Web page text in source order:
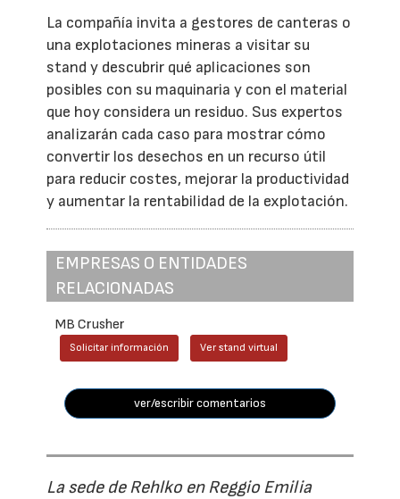
La compañía invita a gestores de canteras o
una explotaciones mineras a visitar su
stand y descubrir qué aplicaciones son
posibles con su maquinaria y con el material
que hoy considera un residuo. Sus expertos
analizarán cada caso para mostrar cómo
convertir los desechos en un recurso útil
para reducir costes, mejorar la productividad
y aumentar la rentabilidad de la explotación.
EMPRESAS O ENTIDADES
RELACIONADAS
MB Crusher
Solicitar información Ver stand virtual
ver/escribir comentarios
La sede de Rehlko en Reggio Emilia